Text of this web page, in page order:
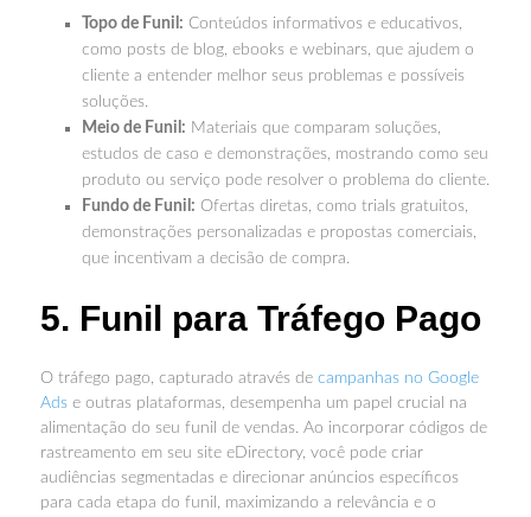
Topo de Funil: Conteúdos informativos e educativos,
como posts de blog, ebooks e webinars, que ajudem o
cliente a entender melhor seus problemas e possíveis
soluções.
Meio de Funil: Materiais que comparam soluções,
estudos de caso e demonstrações, mostrando como seu
produto ou serviço pode resolver o problema do cliente.
Fundo de Funil: Ofertas diretas, como trials gratuitos,
demonstrações personalizadas e propostas comerciais,
que incentivam a decisão de compra.
5. Funil para Tráfego Pago
O tráfego pago, capturado através decampanhas no Google
Ads e outras plataformas, desempenha um papel crucial na
alimentação do seu funil de vendas. Ao incorporar códigos de
rastreamento em seu site eDirectory, você pode criar
audiências segmentadas e direcionar anúncios específicos
para cada etapa do funil, maximizando a relevância e o